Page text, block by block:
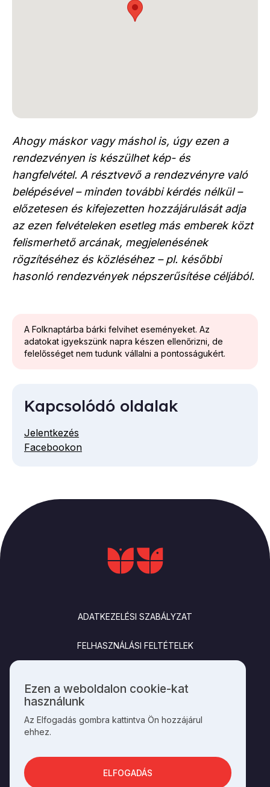
Ahogy máskor vagy máshol is, úgy ezen a
rendezvényen is készülhet kép- és
hangfelvétel. A résztvevő a rendezvényre való
belépésével – minden további kérdés nélkül –
előzetesen és kifejezetten hozzájárulását adja
az ezen felvételeken esetleg más emberek közt
felismerhető arcának, megjelenésének
rögzítéséhez és közléséhez – pl. későbbi
hasonló rendezvények népszerűsítése céljából.
A Folknaptárba bárki felvihet eseményeket. Az
adatokat igyekszünk napra készen ellenőrizni, de
felelősséget nem tudunk vállalni a pontosságukért.
Kapcsolódó oldalak
Jelentkezés
Facebookon
ADATKEZELÉSI SZABÁLYZAT
FELHASZNÁLÁSI FELTÉTELEK
SOCIALS
Személyes
adatok
és
cookie-
használata
Ezen a weboldalon cookie-kat
használunk
Az Elfogadás gombra kattintva Ön hozzájárul
ehhez.
ELFOGADÁS